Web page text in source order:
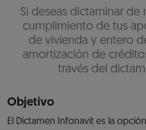
Si deseas dictaminar de
cumplimiento de tus
de vivienda y entero
amortización de
través del
Objetivo
El Dictamen Infonavit es la